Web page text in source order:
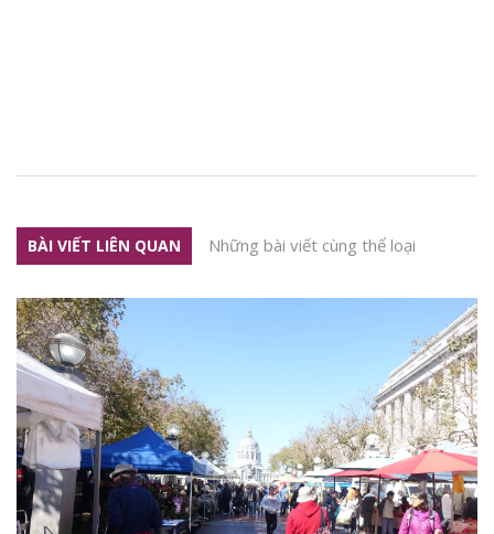
BÀI VIẾT LIÊN QUAN Những bài viết cùng thể loại